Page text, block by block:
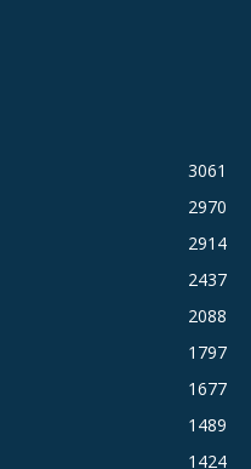
3061
2970
2914
2437
2088
1797
1677
1489
1424